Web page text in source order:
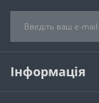
Інформація